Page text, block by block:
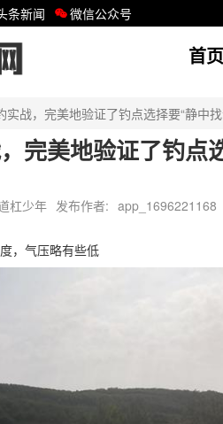
条新闻 微信公众号
首页
实战，完美地验证了钓点选择要“静中
完美地验证了钓点
杠少年 发布作者: app_1696221168
，气压略有些低